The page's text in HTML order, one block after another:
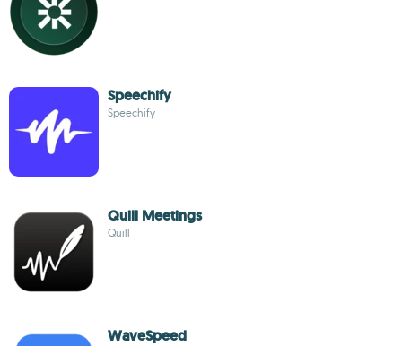
Speechify
Speechify
Quill Meetings
Quill
WaveSpeed